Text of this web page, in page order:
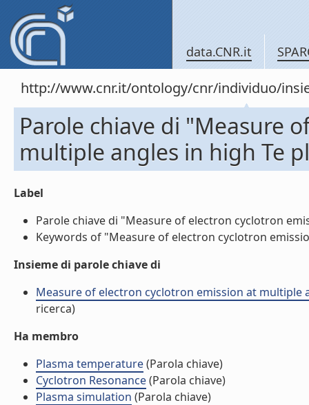
data.CNR.it
http://www.cnr.it/ontology/cnr/individuo/
Parole chiave di "Measure
multiple angles in high Te
Label
Parole chiave di "Measure of electron cyclotron
Keywords of "Measure of electron cyclotron
Insieme di parole chiave di
Measure of electron cyclotron emission at multiple
ricerca)
Ha membro
Plasma temperature(Parola chiave)
Cyclotron Resonance(Parola chiave)
Plasma simulation (Parola chiave)